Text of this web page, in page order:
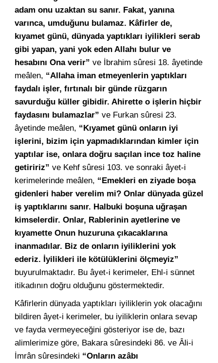
adam onu uzaktan su sanır. Fakat, yanına
varınca, umduğunu bulamaz. Kâfirler de,
kıyamet günü, dünyada yaptıkları iyilikleri serab
gibi yapan, yani yok eden Allahı bulur ve
hesabını Ona verir” ve İbrahim sûresi 18. âyetinde
meâlen, “Allaha iman etmeyenlerin yaptıkları
faydalı işler, fırtınalı bir günde rüzgarın
savurduğu küller gibidir. Ahirette o işlerin hiçbir
faydasını bulamazlar” ve Furkan sûresi 23.
âyetinde meâlen, “Kıyamet günü onların iyi
işlerini, bizim için yapmadıklarından kimler için
yaptılar ise, onlara doğru saçılan ince toz haline
getiririz” ve Kehf sûresi 103. ve sonraki âyet-i
kerimelerinde meâlen, “Emekleri en ziyade boşa
gidenleri haber verelim mi? Onlar dünyada güzel
iş yaptıklarını sanır. Halbuki boşuna uğraşan
kimselerdir. Onlar, Rablerinin ayetlerine ve
kıyamette Onun huzuruna çıkacaklarına
inanmadılar. Biz de onların iyiliklerini yok
ederiz. İyilikleri ile kötülüklerini ölçmeyiz”
buyurulmaktadır. Bu âyet-i kerimeler, Ehl-i sünnet
itikadının doğru olduğunu göstermektedir.
Kâfirlerin dünyada yaptıkları iyiliklerin yok olacağını
bildiren âyet-i kerimeler, bu iyiliklerin onlara sevap
ve fayda vermeyeceğini gösteriyor ise de, bazı
alimlerimize göre, Bakara sûresindeki 86. ve Âli-i
İmrân sûresindeki “Onların azâbı